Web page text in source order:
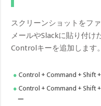
スクリーンショットをフ
メールやSlackに貼り付け
Controlキーを追加します。
Control + Command + Shift
Control + Command + Shift
ー